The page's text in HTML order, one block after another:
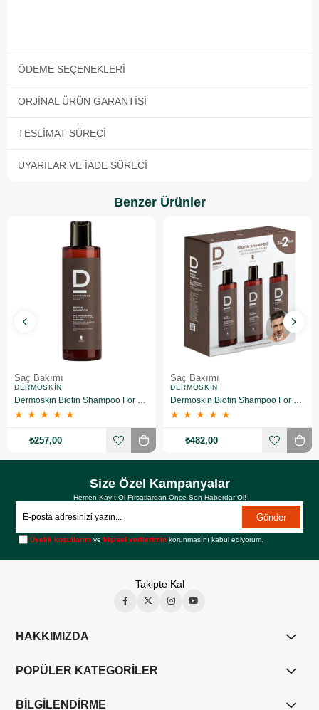
ÖDEME SEÇENEKLERI
ORJINAL ÜRÜN GARANTISI
TESLIMAT SÜRECI
UYARILAR VE İADE SÜRECI
Benzer Ürünler
Saç Bakımı
DERMOSKIN
Dermoskin Biotin Shampoo For Men 200ml
★ ★ ★ ★ ★
₺257,00
Saç Bakımı
DERMOSKIN
Dermoskin Biotin Shampoo For Men 200ml 3 Al 2 Öde
★ ★ ★ ★ ★
₺482,00
Size Özel Kampanyalar
Hemen Kayıt Ol Fırsatlardan Önce Sen Haberdar Ol!
Gönder
Üyelik koşullarını vekişisel verilerimin korunmasını kabul ediyorum.
Takipte Kal
HAKKIMIZDA
POPÜLER KATEGORİLER
BİLGİLENDİRME